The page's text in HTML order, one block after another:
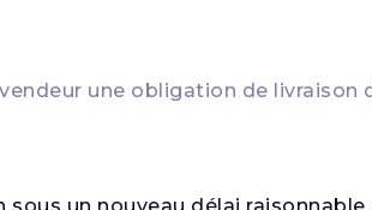
une obligation de livraison